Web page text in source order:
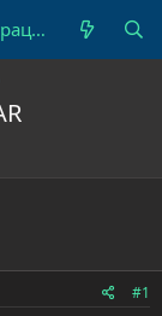
Регистрация
#1